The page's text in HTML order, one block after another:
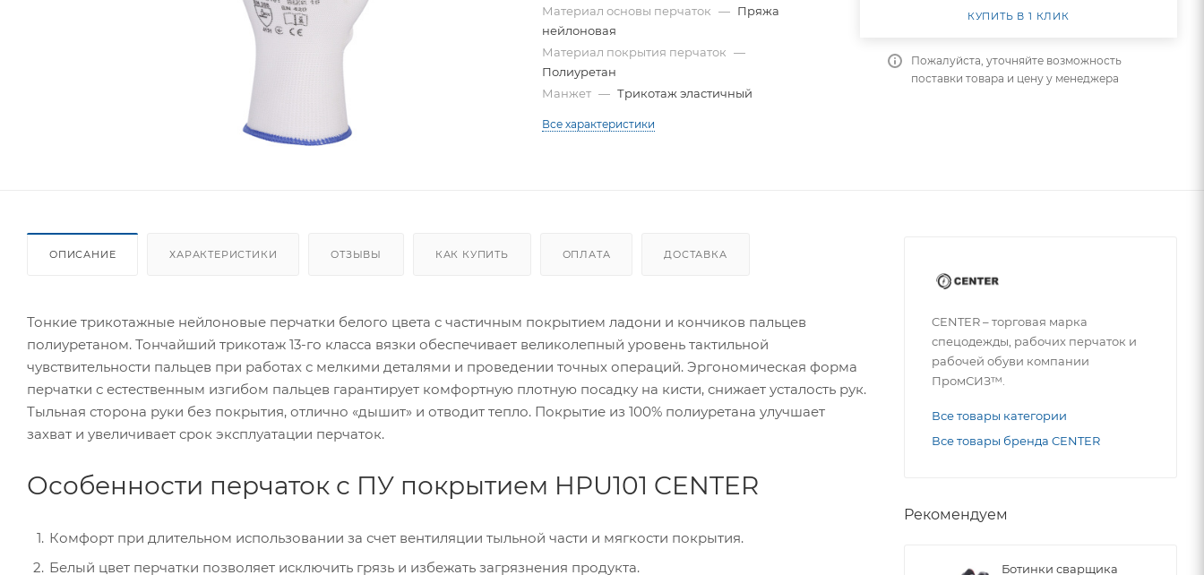
Материал основы перчаток — Пряжа
нейлоновая
Материал покрытия перчаток —
Полиуретан
Манжет — Трикотаж эластичный
Все характеристики
КУПИТЬ В 1 КЛИК
Пожалуйста, уточняйте возможность
поставки товара и цену у менеджера
ОПИСАНИЕ ХАРАКТЕРИСТИКИ ОТЗЫВЫ КАК КУПИТЬ ОПЛАТА ДОСТАВКА
Тонкие трикотажные нейлоновые перчатки белого цвета с частичным покрытием ладони и кончиков пальцев
полиуретаном. Тончайший трикотаж 13-го класса вязки обеспечивает великолепный уровень тактильной
чувствительности пальцев при работах с мелкими деталями и проведении точных операций. Эргономическая форма
перчатки с естественным изгибом пальцев гарантирует комфортную плотную посадку на кисти, снижает усталость рук.
Тыльная сторона руки без покрытия, отлично «дышит» и отводит тепло. Покрытие из 100% полиуретана улучшает
захват и увеличивает срок эксплуатации перчаток.
Особенности перчаток с ПУ покрытием HPU101 CENTER
Комфорт при длительном использовании за счет вентиляции тыльной части и мягкости покрытия.
Белый цвет перчатки позволяет исключить грязь и избежать загрязнения продукта.
CENTER – торговая марка
спецодежды, рабочих перчаток и
рабочей обуви компании
ПромСИЗ™.
Все товары категории
Все товары бренда CENTER
Рекомендуем
Ботинки сварщика